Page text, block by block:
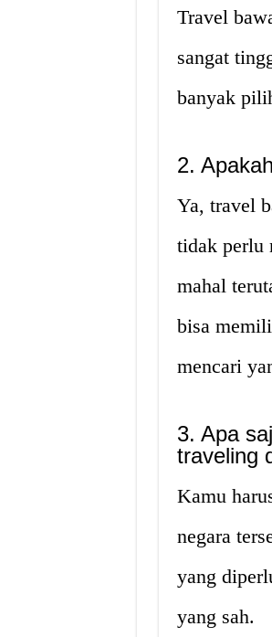
Travel
sangat
banyak
2.
Ya, travel
tidak perlu
mahal
bisa
mencari
3. Apa
traveling
Kamu
negara
yang
yang sah.